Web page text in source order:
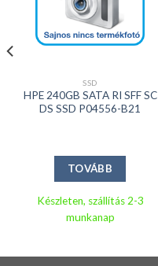
SSD
HPE 240GB SATA RI SFF SC
DS SSD P04556-B21
TOVÁBB
Készleten, szállítás 2-3
munkanap